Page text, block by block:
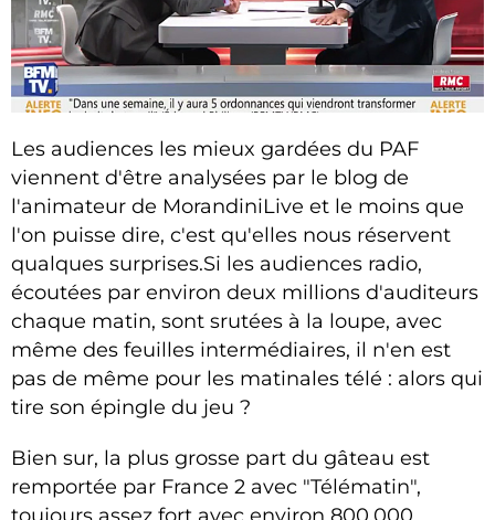
Les audiences les mieux gardées du PAF
viennent d'être analysées par le blog de
l'animateur de MorandiniLive et le moins que
l'on puisse dire, c'est qu'elles nous réservent
qualques surprises.Si les audiences radio,
écoutées par environ deux millions d'auditeurs
chaque matin, sont srutées à la loupe, avec
même des feuilles intermédiaires, il n'en est
pas de même pour les matinales télé : alors qui
tire son épingle du jeu ?
Bien sur, la plus grosse part du gâteau est
remportée par France 2 avec "Télématin",
toujours assez fort avec environ 800.000